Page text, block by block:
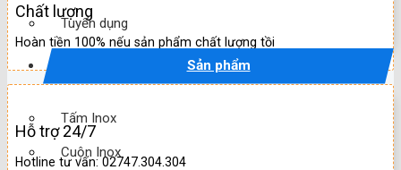
Tuyển dụng
Sản phẩm
Tấm Inox
Cuộn Inox
Chất lượng
Hoàn tiền 100% nếu sản phẩm chất lượng tồi
Hỗ trợ 24/7
Hotline tư vấn: 02747.304.304